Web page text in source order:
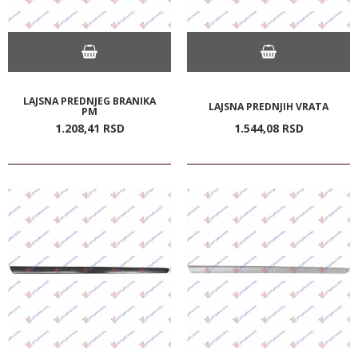
LAJSNA PREDNJEG BRANIKA
PM
1.208,41 RSD
LAJSNA PREDNJIH VRATA
1.544,08 RSD